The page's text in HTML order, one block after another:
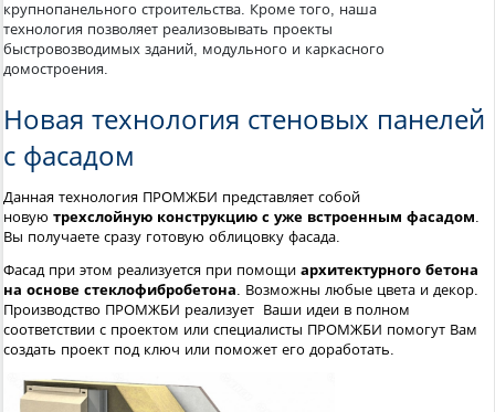
крупнопанельного строительства. Кроме того, наша
технология позволяет реализовывать проекты
быстровозводимых зданий, модульного и каркасного
домостроения.
Новая технология стеновых панелей
с фасадом
Данная технология ПРОМЖБИ представляет собой
новую трехслойную конструкцию с уже встроенным фасадом.
Вы получаете сразу готовую облицовку фасада.
Фасад при этом реализуется при помощи архитектурного бетона
на основе стеклофибробетона. Возможны любые цвета и декор.
Производство ПРОМЖБИ реализует Ваши идеи в полном
соответствии с проектом или специалисты ПРОМЖБИ помогут Вам
создать проект под ключ или поможет его доработать.